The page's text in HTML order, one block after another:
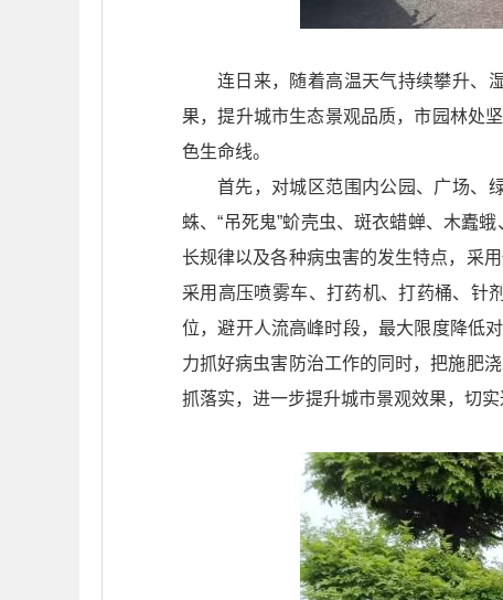
连日来，随着高温天气持续攀升、
果，提升城市生态景观品质，市园林处
色生命线。
首先，对城区范围内公园、广场、
蛛、“吊死鬼”蚧壳虫、斑衣蜡蝉、木蠹
长规律以及各种病虫害的发生特点，采
采用高压喷雾车、打药机、打药桶、针
位，避开人流高峰时段，最大限度降低
力抓好病虫害防治工作的同时，把施肥
抓落实，进一步提升城市景观效果，切实